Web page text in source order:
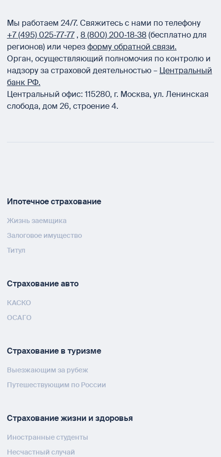
Мы работаем 24/7. Свяжитесь с нами по телефону
+7 (495) 025‑77‑77 , 8 (800) 200‑18‑38(бесплатно для
регионов) или черезформу обратной связи.
Орган, осуществляющий полномочия по контролю и
надзору за страховой деятельностью – Центральный
банк РФ.
Центральный офис: 115280, г. Москва, ул. Ленинская
слобода, дом 26, строение 4.
Ипотечное страхование
Жизнь заемщика
Залоговое имущество
Титул
Страхование авто
КАСКО
ОСАГО
Страхование в туризме
Выезжающим за рубеж
Путешествующим по России
Страхование жизни и здоровья
Иностранные студенты
Несчастный случай